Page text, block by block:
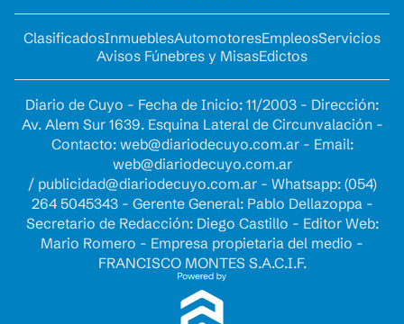
ClasificadosInmueblesAutomotoresEmpleosServicios
Avisos Fúnebres y MisasEdictos
Diario de Cuyo - Fecha de Inicio: 11/2003 - Dirección:
Av. Alem Sur 1639. Esquina Lateral de Circunvalación -
Contacto: web@diariodecuyo.com.ar- Email:
web@diariodecuyo.com.ar
/ publicidad@diariodecuyo.com.ar- Whatsapp: (054)
264 5045343 - Gerente General: Pablo Dellazoppa -
Secretario de Redacción: Diego Castillo - Editor Web:
Mario Romero - Empresa propietaria del medio -
FRANCISCO MONTES S.A.C.I.F.